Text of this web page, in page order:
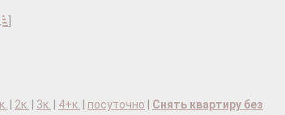
2к. 3к. 4+к. посуточно
Снять квартиру без